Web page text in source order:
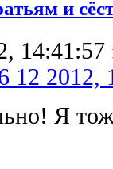
и
14:41:57
12 2012,
Я